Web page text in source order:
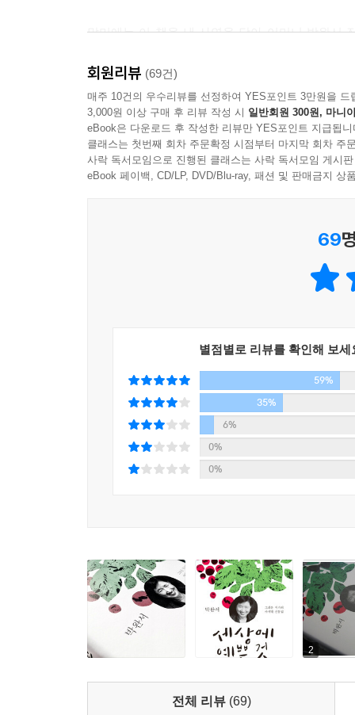
말미에는 이 책을 낸 사연을 담아 어머니 박완서
어머니의 목소리가 들리기를 바란다.
“나를 키운 건 이야기, 나를 치유한 건 시간”
지나온 소중한 삶, 순간, 인연들
제목 “세상에 예쁜 것”이 상징하듯, 작가는 절박
신神의 다른 이름이 아닐까”라고 한다.(80쪽,
인간 박완서, 작가 박완서를 되새기는 시간
작가가 “상상력은 사랑”이라고 말한바, 이 책을
글쓰기의 고됨과 보람도, 사별의 슬픔도 결국
박완서. 그는 현실을 초월한 어떤 깨달음과 가
회원리뷰 (69건)
매주 10건의 우수리뷰를 선정하여 YES포인트 3만원을 드
3,000원 이상 구매 후 리뷰 작성 시 일반회원 300원, 마니
eBook은 다운로드 후 작성한 리뷰만 YES포인트 지급됩니
클래스는 첫번째 회차 주문확정 시점부터 마지막 회차 주
사락 독서모임으로 진행된 클래스는 사락 독서모임 게시
eBook 페이백, CD/LP, DVD/Blu-ray, 패션 및 판매금지 상
69
별점별로 리뷰를 확인해 보세
59%
35%
6%
0%
0%
2
전체 리뷰 (69)